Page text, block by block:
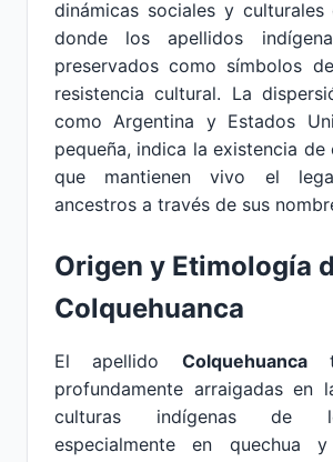
dinámicas sociales y
donde los apellidos
preservados como símbolos
resistencia cultural. La
como Argentina y Estados
pequeña, indica la existencia de
que mantienen vivo el
ancestros a través de sus
Origen y Etimología
Colquehuanca
El apellido Colquehuanca
profundamente arraigadas en
culturas indígenas de
especialmente en quechua